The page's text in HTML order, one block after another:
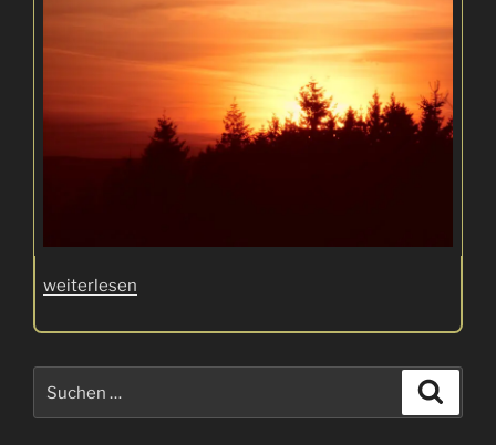
„Kleine
zum
Sonnenuntergang…“
weiterlesen
nach: